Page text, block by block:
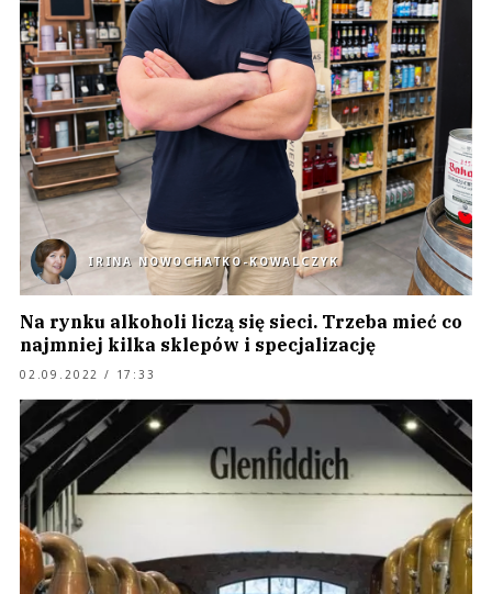
IRINA NOWOCHATKO-KOWALCZYK
Na rynku alkoholi liczą się sieci. Trzeba mieć co
najmniej kilka sklepów i specjalizację
02.09.2022 / 17:33